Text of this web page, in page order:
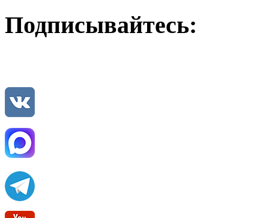
Подписывайтесь: